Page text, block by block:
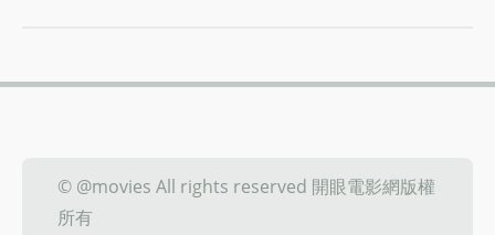
© @movies All rights reserved 開眼電影網版權
所有